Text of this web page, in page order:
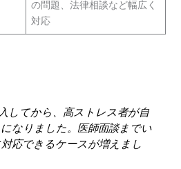
の問題、法律相談など幅広く
対応
してから、高ストレス者が自
なりました。医師面談までい
応できるケースが増えまし